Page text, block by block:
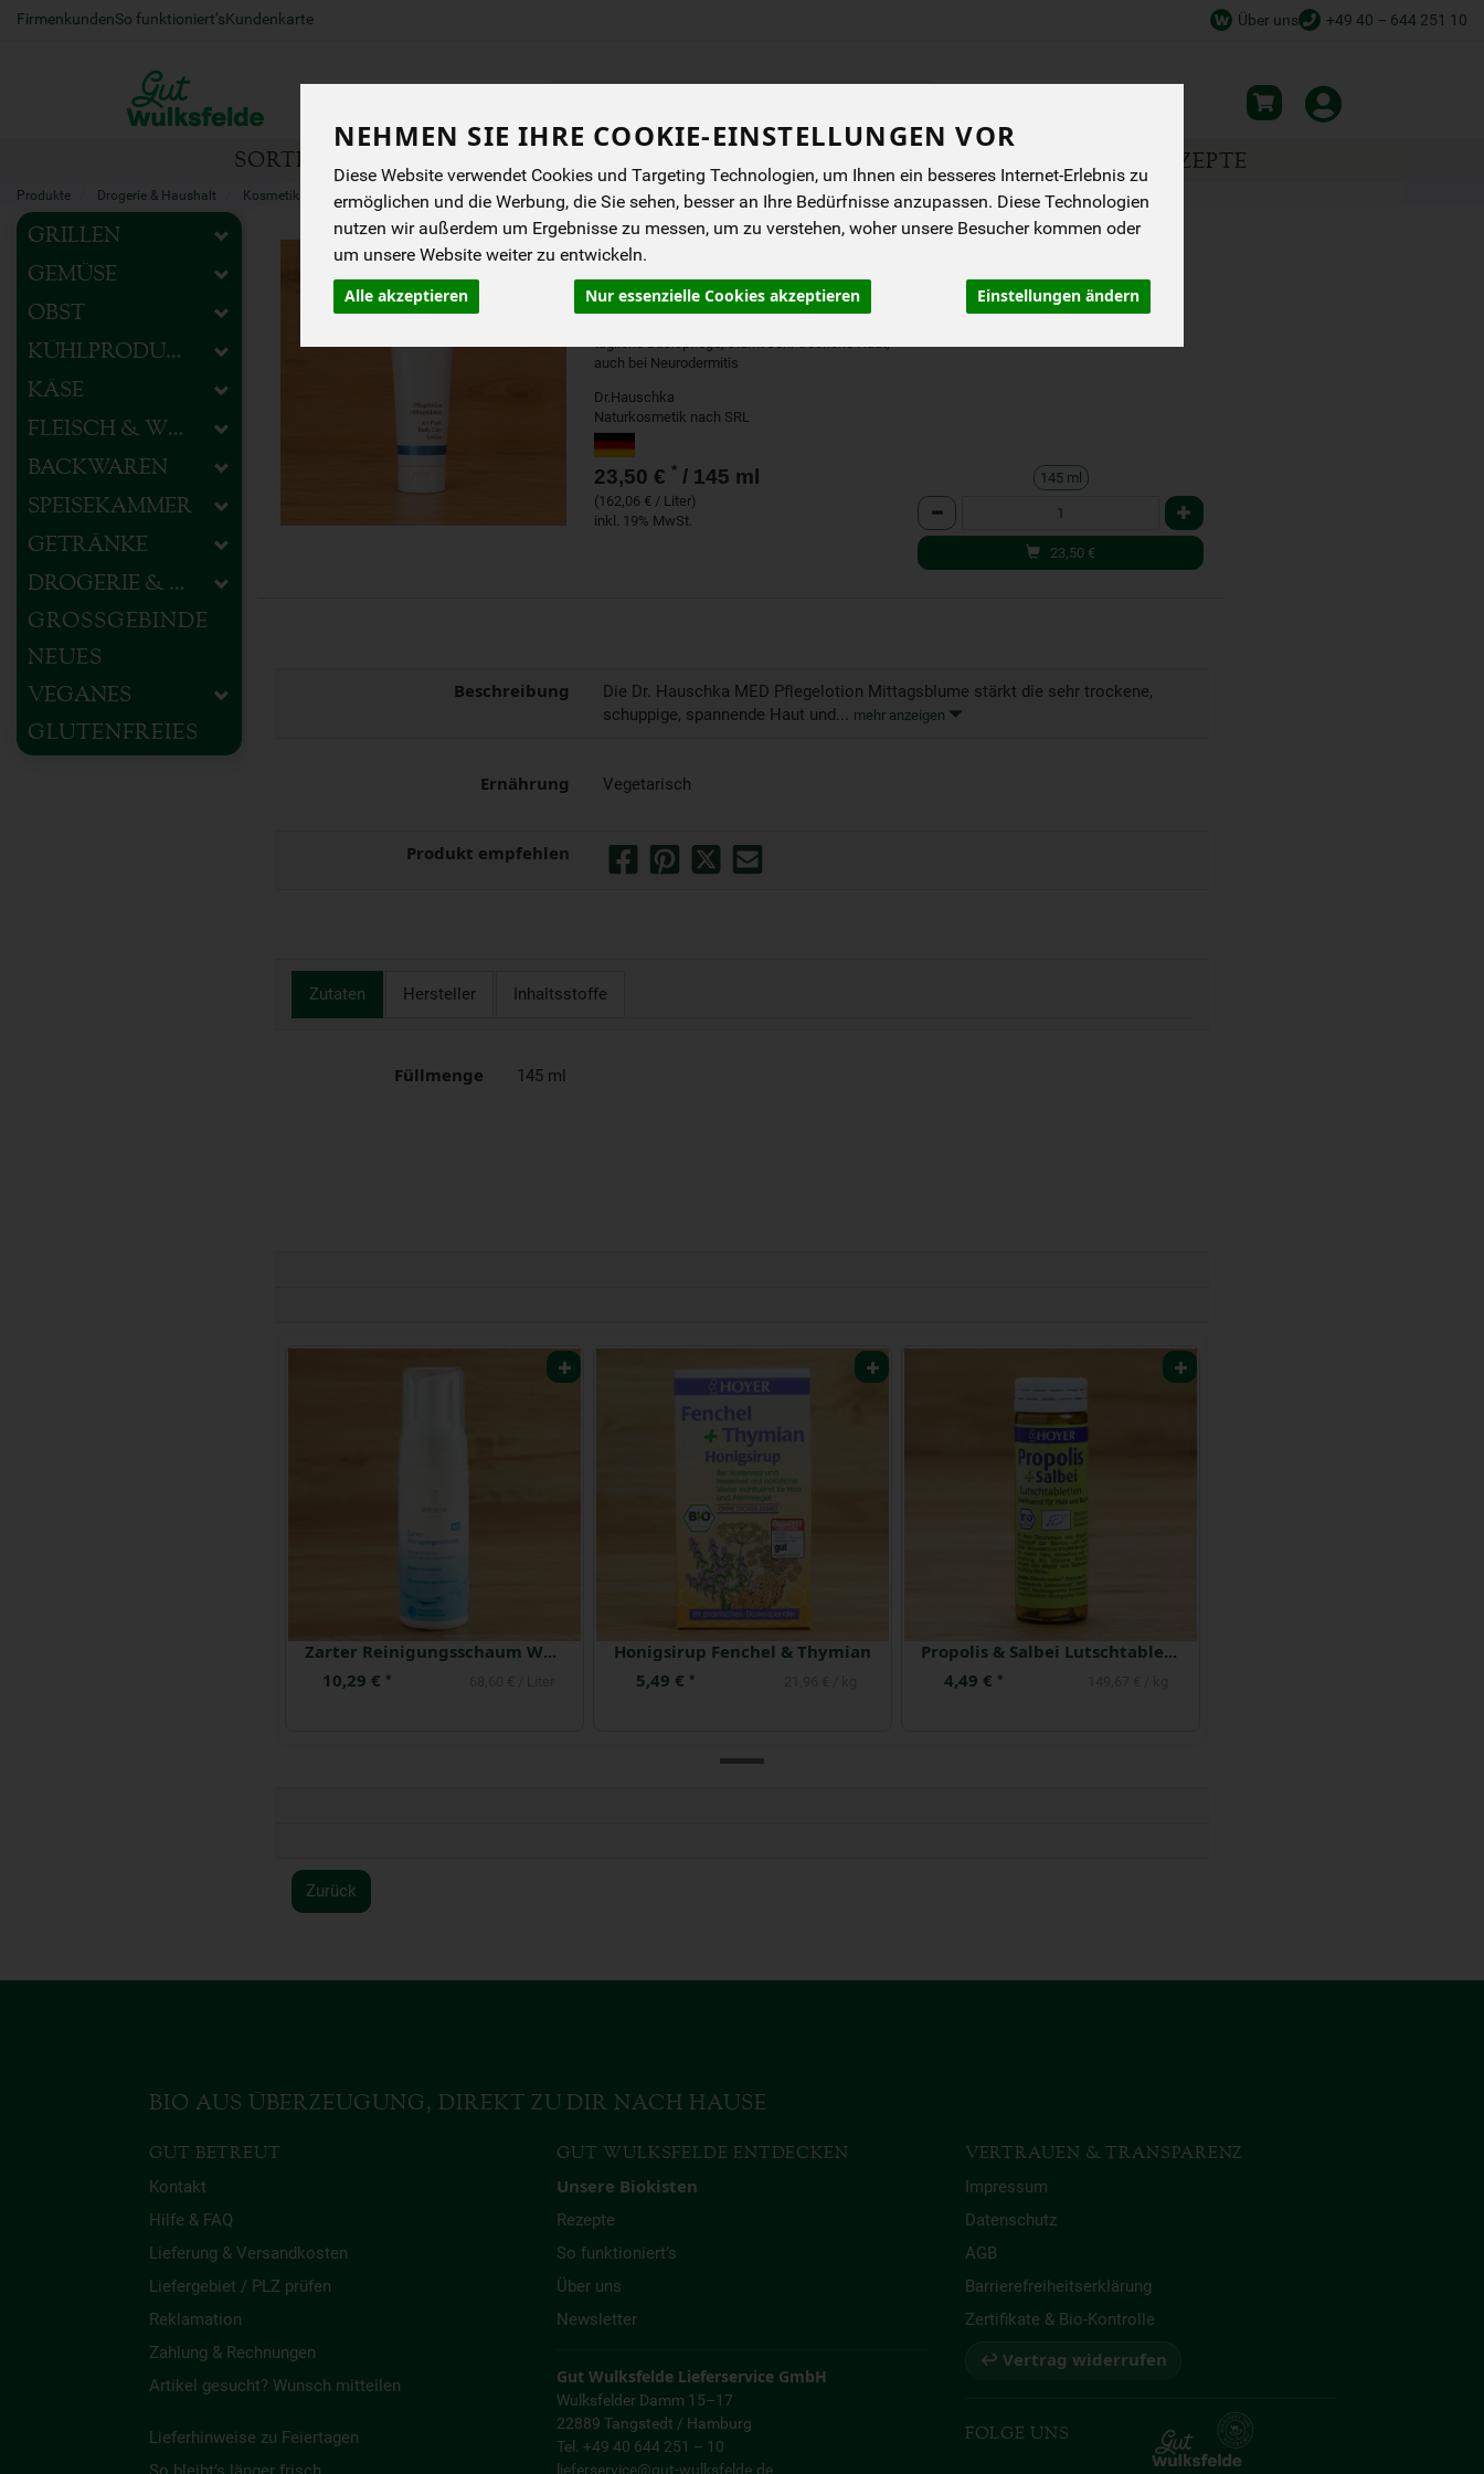
NEHMEN SIE IHRE COOKIE-EINSTELLUNGEN VOR
Diese Website verwendet Cookies und Targeting Technologien, um Ihnen ein besseres Internet-Erlebnis zu
ermöglichen und die Werbung, die Sie sehen, besser an Ihre Bedürfnisse anzupassen. Diese Technologien
nutzen wir außerdem um Ergebnisse zu messen, um zu verstehen, woher unsere Besucher kommen oder
um unsere Website weiter zu entwickeln.
Alle akzeptieren Nur essenzielle Cookies akzeptieren Einstellungen ändern
FirmenkundenSo funktioniert’sKundenkarte +49 40 – 644 251 10
Über uns
SORTIMENT REZEPTE
Produkte Drogerie & Haushalt Kosmetik & Pflege Körperpflege
GRILLEN
GEMÜSE
OBST
KÜHLPRODUKTE
KÄSE
FLEISCH & WURST
BACKWAREN
SPEISEKAMMER
GETRÄNKE
DROGERIE & HAUSHALT
GROSSGEBINDE
NEUES
VEGANES
GLUTENFREIES
DR. HAUSCHKA PFLEGELOTION
MITTAGSBLUME
auch bei Neurodermitis
Dr.Hauschka
Naturkosmetik nach SRL
23,50 € * / 145 ml
(162,06 € / Liter)
inkl. 19% MwSt.
145 ml
Anzahl
23,50 €
Beschreibung
Die Dr. Hauschka MED Pflegelotion Mittagsblume stärkt die sehr trockene,
schuppige, spannende Haut und... mehr anzeigen
Ernährung Vegetarisch
Produkt empfehlen
Zutaten Hersteller Inhaltsstoffe
Füllmenge 145 ml
Zarter Reinigungsschaum Weleda
10,29 € *
Honigsirup Fenchel & Thymian
5,49 € *
Propolis & Salbei Lutschtabletten
4,49 € *
Zurück
BIO AUS ÜBERZEUGUNG, DIREKT ZU DIR NACH HAUSE
GUT BETREUT
Kontakt
Hilfe & FAQ
Lieferung & Versandkosten
Liefergebiet / PLZ prüfen
Reklamation
Zahlung & Rechnungen
Artikel gesucht? Wunsch mitteilen
Lieferhinweise zu Feiertagen
GUT WULKSFELDE ENTDECKEN
Unsere Biokisten
Rezepte
So funktioniert’s
Über uns
Newsletter
Gut Wulksfelde Lieferservice GmbH
Wulksfelder Damm 15–17
22889 Tangstedt / Hamburg
Tel. +49 40 644 251 – 10
lieferservice@gut-wulksfelde.de
VERTRAUEN & TRANSPARENZ
Impressum
Datenschutz
AGB
Barrierefreiheitserklärung
Zertifikate & Bio-Kontrolle
↩ Vertrag widerrufen
FOLGE UNS